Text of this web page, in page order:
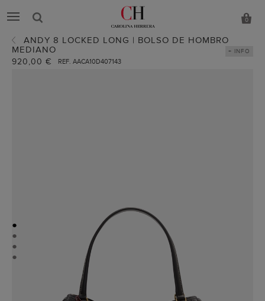
0
ANDY 8 LOCKED LONG | BOLSO DE HOMBRO
MEDIANO
920,00 € REF. AACA10D407143
+ INFO
●
●
●
●